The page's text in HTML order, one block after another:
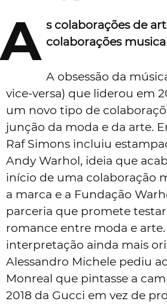
A s colaborações de
colaborações
A obsessão da
vice-versa) que liderou em
um novo tipo de
junção da moda e da arte.
Raf Simons incluiu
Andy Warhol, ideia que
início de uma colaboração
a marca e a Fundação
parceria que promete
romance entre moda e
interpretação ainda mais
Alessandro Michele pediu
Monreal que pintasse a
2018 da Gucci em vez de